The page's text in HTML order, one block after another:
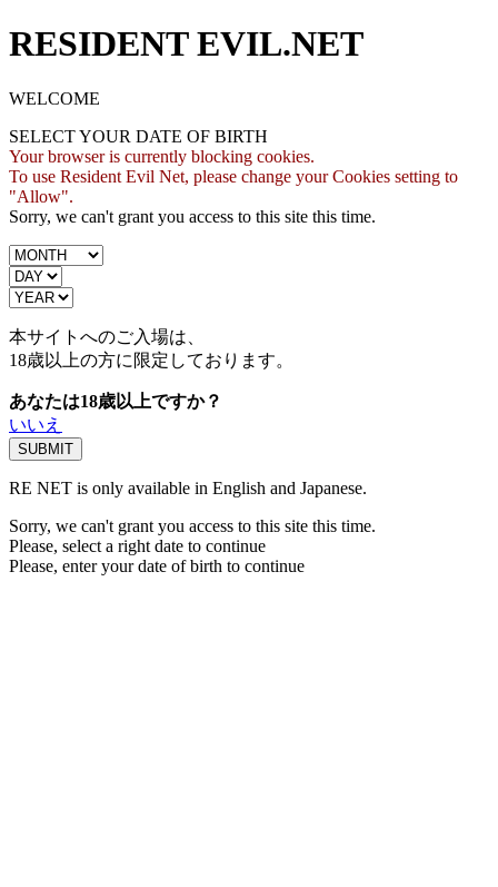
RESIDENT EVIL.NET
WELCOME
SELECT YOUR DATE OF BIRTH
Your browser is currently blocking cookies.
To use Resident Evil Net, please change your Cookies setting to
"Allow".
Sorry, we can't grant you access to this site this time.
本サイトへのご入場は、
18歳以上の方に限定しております。
あなたは18歳以上ですか？
いいえ
RE NET is only available in English and Japanese.
Sorry, we can't grant you access to this site this time.
Please, select a right date to continue
Please, enter your date of birth to continue